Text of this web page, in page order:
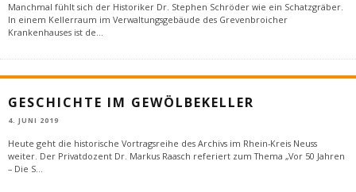
Manchmal fühlt sich der Historiker Dr. Stephen Schröder wie ein Schatzgräber.
In einem Kellerraum im Verwaltungsgebäude des Grevenbroicher
Krankenhauses ist de...
GESCHICHTE IM GEWÖLBEKELLER
4. JUNI 2019
Heute geht die historische Vortragsreihe des Archivs im Rhein-Kreis Neuss
weiter. Der Privatdozent Dr. Markus Raasch referiert zum Thema „Vor 50 Jahren
– Die S...